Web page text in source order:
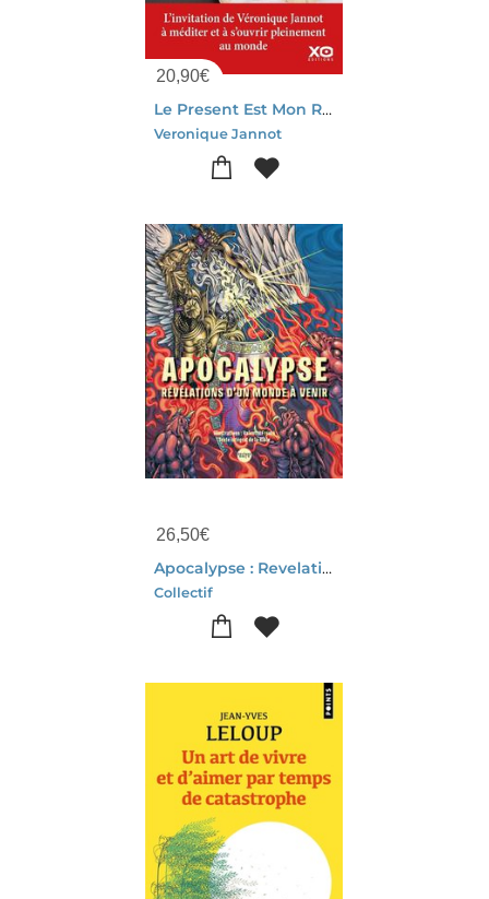
20,90€
Le Present Est Mon Refuge
Veronique Jannot
26,50€
Apocalypse : Revelations D'un Monde A Venir
Collectif